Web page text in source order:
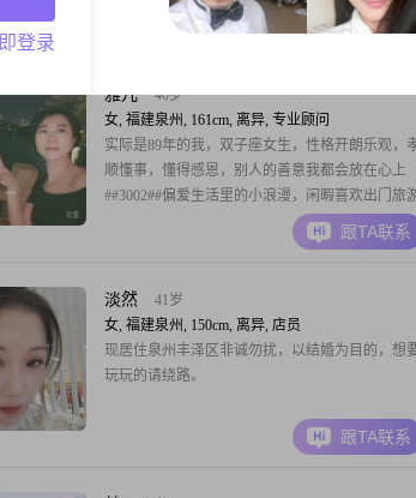
这是相处的基础##3002##平时我会平衡工作与生
步##3002##我
跟TA联系
雅儿
40岁
女, 福建泉州, 161cm, 离异, 专业顾问
实际是89年的我，双子座女生，性格开朗乐观，
顺懂事，懂得感恩，别人的善意我都会放在心上
##3002##偏爱生活里的小浪漫，闲暇喜欢出门旅
散心##3002##平日里活泼爱笑，遇事成熟冷静有
己的想法##3002##工作上进有事业心，同时十分
诚实在，身边朋友都说我是
跟TA联系
淡然
41岁
女, 福建泉州, 150cm, 离异, 店员
现居住泉州丰泽区非诚勿扰，以结婚为目的，想
玩玩的请绕路。
跟TA联系
登录